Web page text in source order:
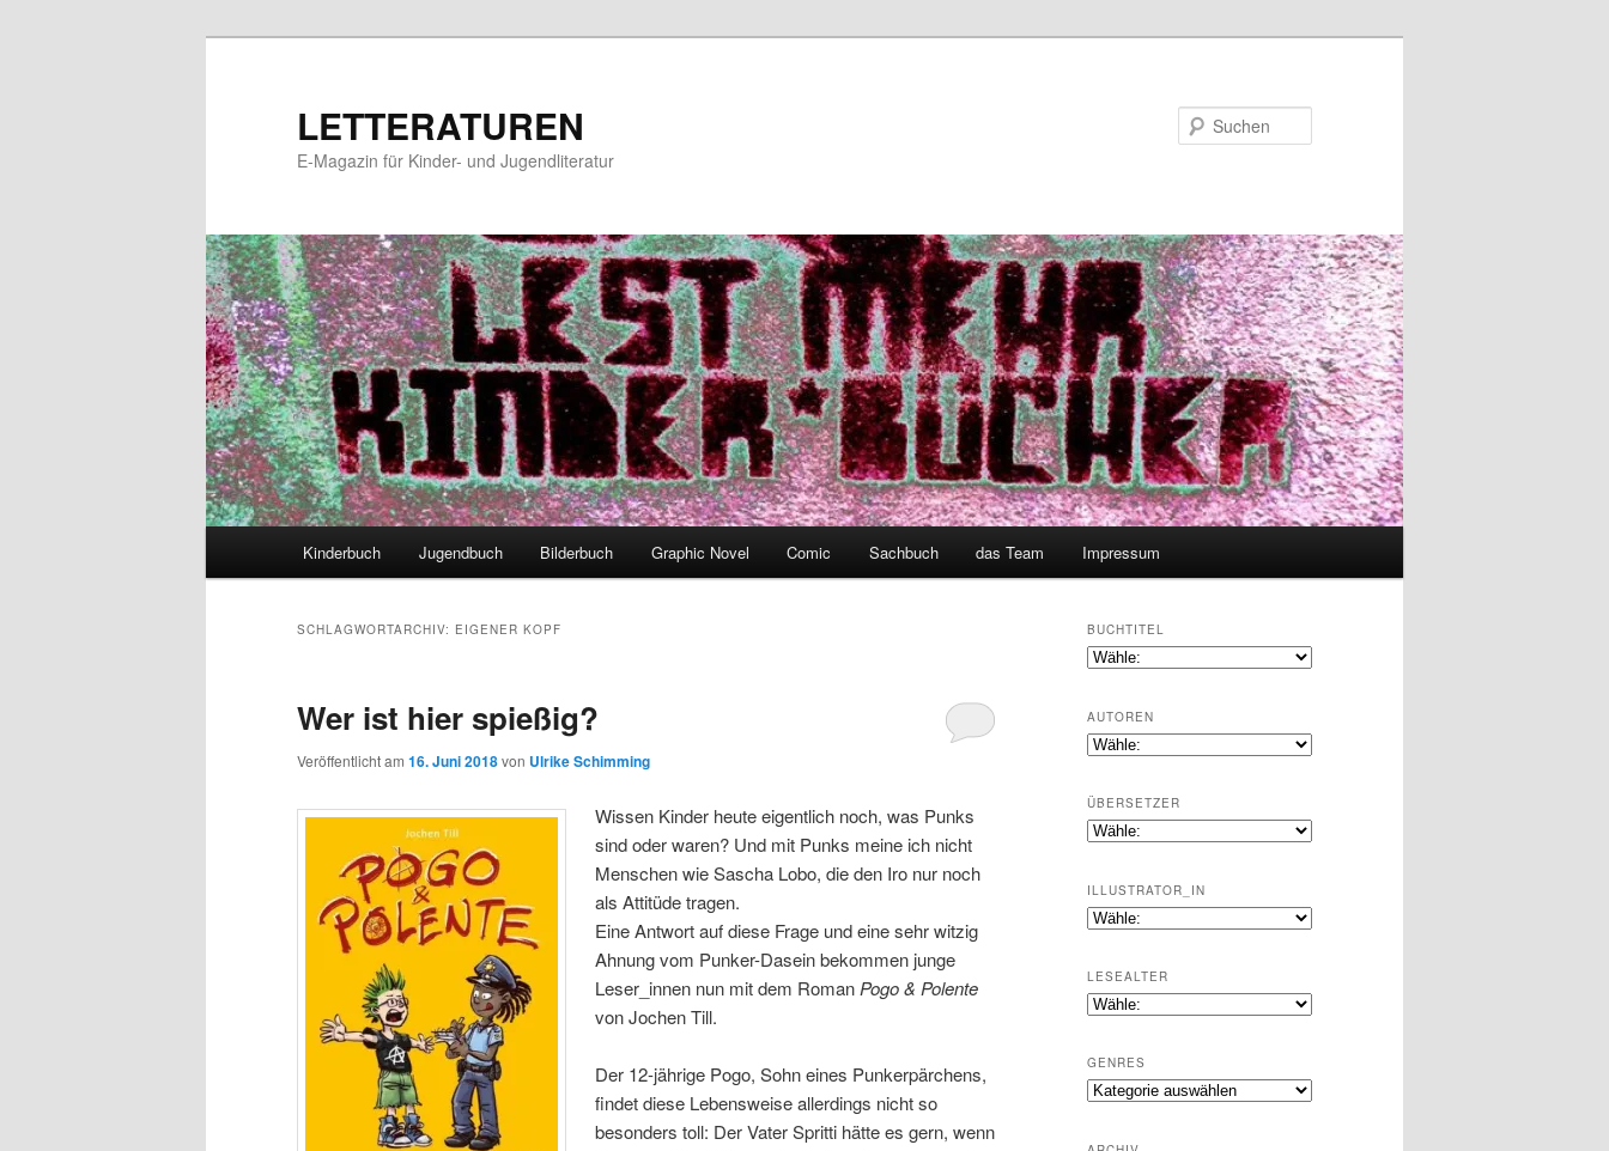
LETTERATUREN
E-Magazin für Kinder- und Jugendliteratur
Kinderbuch Jugendbuch Bilderbuch Graphic Novel Comic Sachbuch das Team Impressum
SCHLAGWORTARCHIV: EIGENER KOPF
Wer ist hier spießig?
Veröffentlicht am 16. Juni 2018von Ulrike Schimming
Wissen Kinder heute eigentlich noch, was Punks
sind oder waren? Und mit Punks meine ich nicht
Menschen wie Sascha Lobo, die den Iro nur noch
als Attitüde tragen.
Eine Antwort auf diese Frage und eine sehr witzig
Ahnung vom Punker-Dasein bekommen junge
Leser_innen nun mit dem Roman Pogo & Polente
von Jochen Till.
Der 12-jährige Pogo, Sohn eines Punkerpärchens,
findet diese Lebensweise allerdings nicht so
besonders toll: Der Vater Spritti hätte es gern, wenn
BUCHTITEL
AUTOREN
ÜBERSETZER
ILLUSTRATOR_IN
LESEALTER
GENRES
Genres